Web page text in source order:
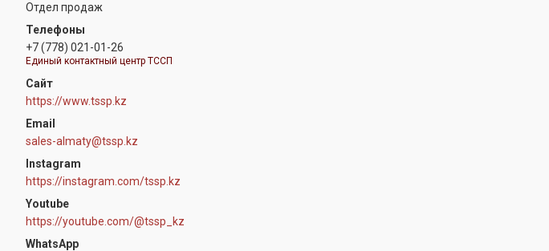
Отдел продаж
+7 (778) 021-01-26
Единый контактный центр ТССП
https://www.tssp.kz
sales-almaty@tssp.kz
Instagram
https://instagram.com/tssp.kz
Youtube
https://youtube.com/@tssp_kz
WhatsApp